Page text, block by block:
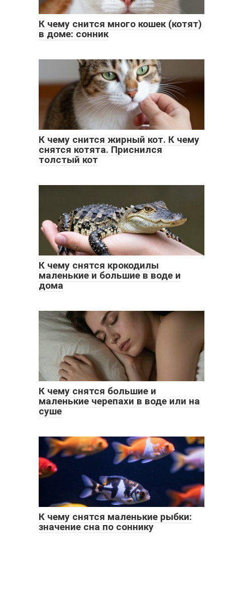
К чему снится много кошек (котят)
в доме: сонник
К чему снится жирный кот. К чему
снятся котята. Приснился
толстый кот
К чему снятся крокодилы
маленькие и большие в воде и
дома
К чему снятся большие и
маленькие черепахи в воде или на
суше
К чему снятся маленькие рыбки:
значение сна по соннику